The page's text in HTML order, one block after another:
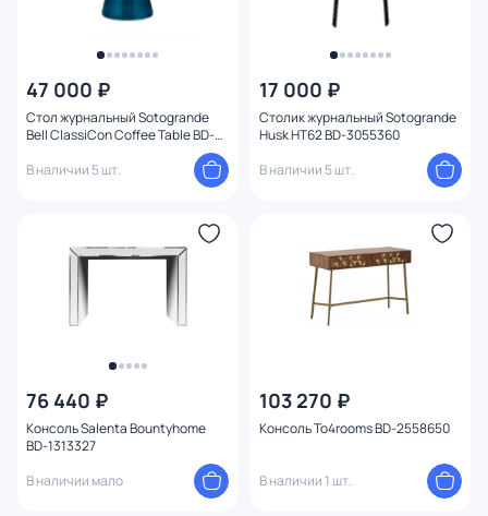
47 000 ₽
Стол журнальный Sotogrande
Bell ClassiCon Coffee Table BD-
В наличии 5 шт.
17 000 ₽
Столик журнальный Sotogrande
Husk HT62 BD-3055360
В наличии 5 шт.
76 440 ₽
Консоль Salenta Bountyhome
BD-1313327
В наличии мало
103 270 ₽
Консоль To4rooms BD-2558650
В наличии 1 шт.